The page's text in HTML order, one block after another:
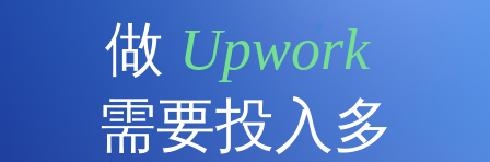
关于
做 Upwork
需要投入多